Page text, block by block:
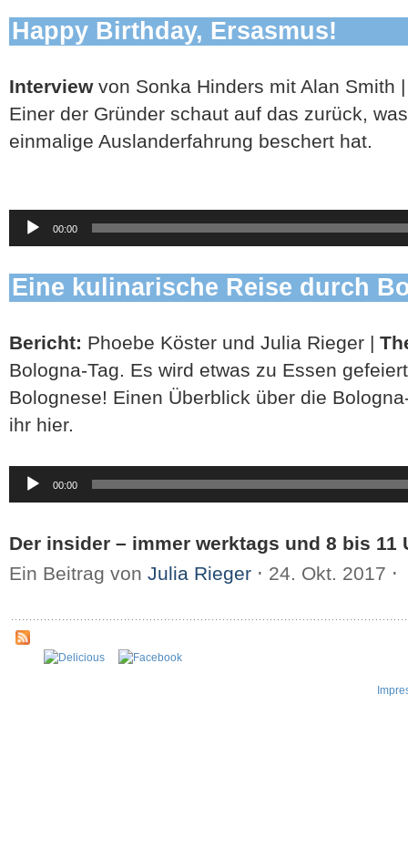
Happy Birthday, Ersasmus!
Interviewvon Sonka Hinders mit Alan Smith
Einer der Gründer schaut auf das zurück,
einmalige Auslanderfahrung beschert hat.
Audio-
Player
00:00
Eine kulinarische Reise durch
Bericht: Phoebe Köster und Julia Rieger |
Bologna-Tag. Es wird etwas zu Essen
Bolognese! Einen Überblick über die
ihr hier.
Audio-
Player
00:00
Der insider – immer werktags und 8 bis 11
Ein Beitrag von Julia Rieger ⋅ 24. Okt. 2017 ⋅